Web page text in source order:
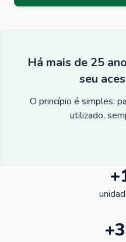
Há mais de 25
seu
O princípio é simples:
utilizado,